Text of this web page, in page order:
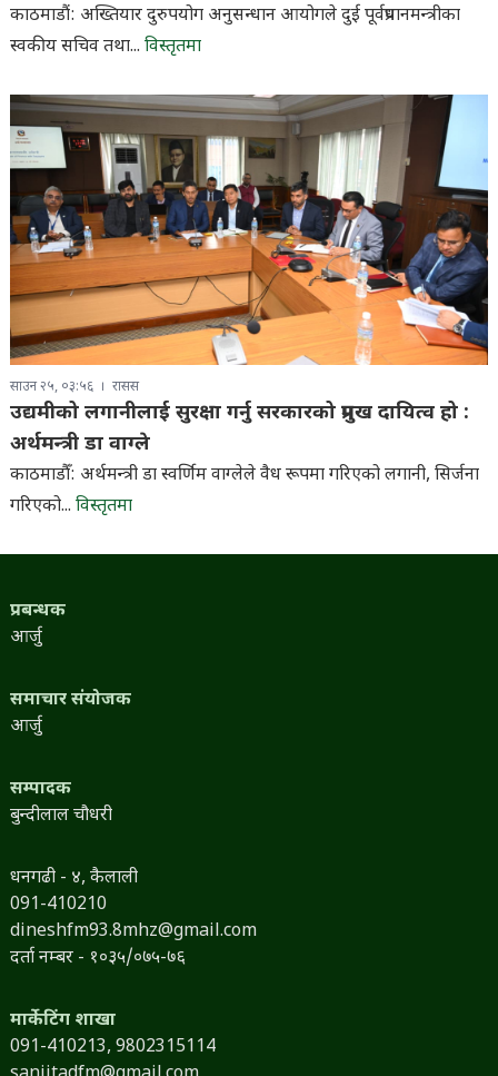
काठमाडौं: अख्तियार दुरुपयोग अनुसन्धान आयोगले दुई पूर्वप्रधानमन्त्रीका
स्वकीय सचिव तथा... विस्तृतमा
साउन २५, ०३:५६ रासस
उद्यमीको लगानीलाई सुरक्षा गर्नु सरकारको प्रमुख दायित्व हो :
अर्थमन्त्री डा वाग्ले
काठमाडौँ: अर्थमन्त्री डा स्वर्णिम वाग्लेले वैध रूपमा गरिएको लगानी, सिर्जना
गरिएको... विस्तृतमा
प्रबन्धक
आर्जु
समाचार संयोजक
आर्जु
सम्पादक
बुन्दीलाल चौधरी
धनगढी - ४, कैलाली
091-410210
dineshfm93.8mhz@gmail.com
दर्ता नम्बर - १०३५/०७५-७६
मार्केटिंग शाखा
091-410213, 9802315114